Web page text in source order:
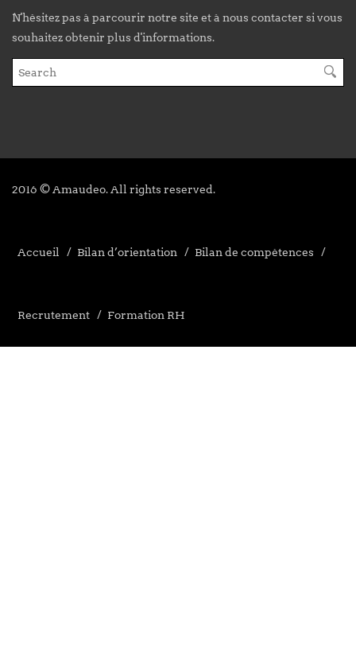
N'hésitez pas à parcourir notre site et à nous contacter si vous
souhaitez obtenir plus d'informations.
2016 © Amaudeo. All rights reserved.
Accueil Bilan d’orientation Bilan de compétences
Recrutement Formation RH